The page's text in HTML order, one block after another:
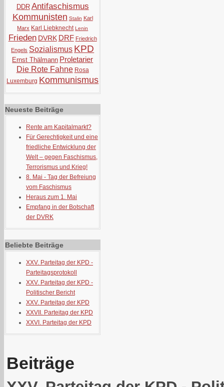
DDR Antifaschismus
Kommunisten Stalin Karl
Marx Karl Liebknecht Lenin
Frieden DVRK DRF Friedrich
Engels Sozialismus KPD
Ernst Thälmann Proletarier
Die Rote Fahne Rosa
Luxemburg Kommunismus
Neueste Beiträge
Rente am Kapitalmarkt?
Für Gerechtigkeit und eine
friedliche Entwicklung der
Welt – gegen Faschismus,
Terrorismus und Krieg!
8. Mai - Tag der Befreiung
vom Faschismus
Heraus zum 1. Mai
Empfang in der Botschaft
der DVRK
Beliebte Beiträge
XXV. Parteitag der KPD -
Parteitagsprotokoll
XXV. Parteitag der KPD -
Politischer Bericht
XXV. Parteitag der KPD
XXVII. Parteitag der KPD
XXVI. Parteitag der KPD
Beiträge